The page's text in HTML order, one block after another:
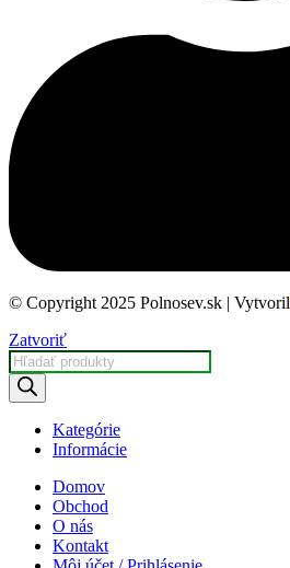
© Copyright 2025 Polnosev.sk | Vytvoril
Zatvoriť
Products
search
Kategórie
Informácie
Domov
Obchod
O nás
Kontakt